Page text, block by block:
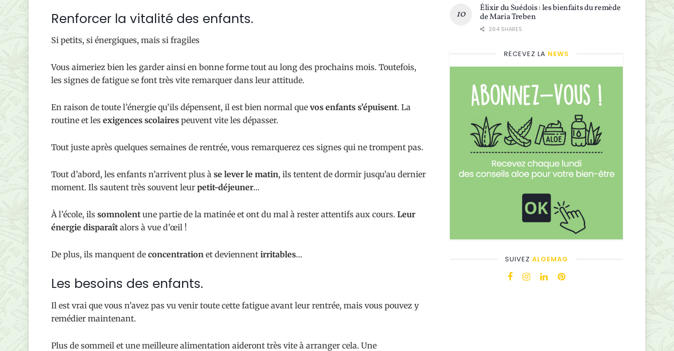
Renforcer la vitalité des enfants.
Si petits, si énergiques, mais si fragiles
Vous aimeriez bien les garder ainsi en bonne forme tout au long des prochains mois. Toutefois,
les signes de fatigue se font très vite remarquer dans leur attitude.
En raison de toute l’énergie qu’ils dépensent, il est bien normal que vos enfants s’épuisent. La
routine et les exigences scolaires peuvent vite les dépasser.
Tout juste après quelques semaines de rentrée, vous remarquerez ces signes qui ne trompent pas.
Tout d’abord, les enfants n’arrivent plus à se lever le matin, ils tentent de dormir jusqu’au dernier
moment. Ils sautent très souvent leur petit-déjeuner…
À l’école, ils somnolent une partie de la matinée et ont du mal à rester attentifs aux cours. Leur
énergie disparaît alors à vue d’œil !
De plus, ils manquent de concentration et deviennent irritables…
Les besoins des enfants.
Il est vrai que vous n’avez pas vu venir toute cette fatigue avant leur rentrée, mais vous pouvez y
remédier maintenant.
Plus de sommeil et une meilleure alimentation aideront très vite à arranger cela. Une
Élixir du Suédois : les bienfaits du remède
de Maria Treben
264 SHARES
RECEVEZ LA NEWS
SUIVEZ ALOEMAG